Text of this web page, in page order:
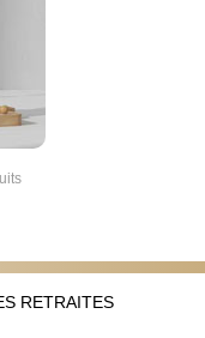
RETRAITES